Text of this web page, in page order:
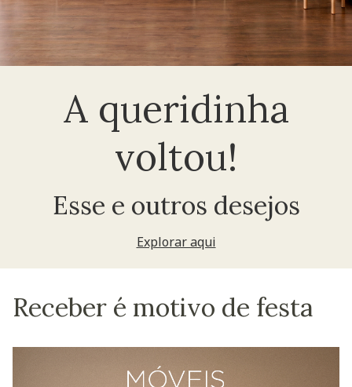
A queridinha
voltou!
Esse e outros desejos
Explorar aqui
Receber é motivo de festa